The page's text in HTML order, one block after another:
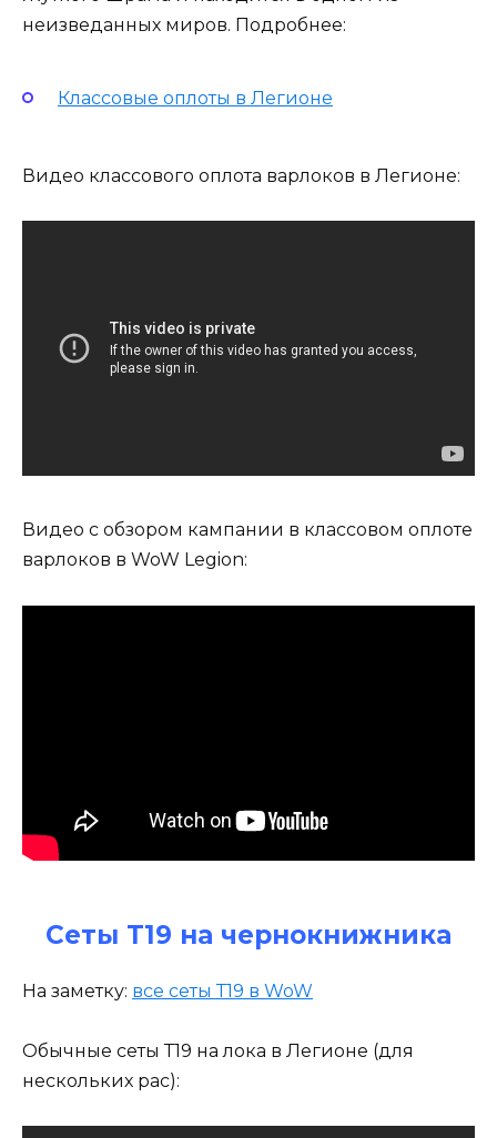
неизведанных миров. Подробнее:
Классовые оплоты в Легионе
Видео классового оплота варлоков в Легионе:
Видео с обзором кампании в классовом оплоте
варлоков в WoW Legion:
Сеты Т19 на чернокнижника
На заметку: все сеты Т19 в WoW
Обычные сеты Т19 на лока в Легионе (для
нескольких рас):